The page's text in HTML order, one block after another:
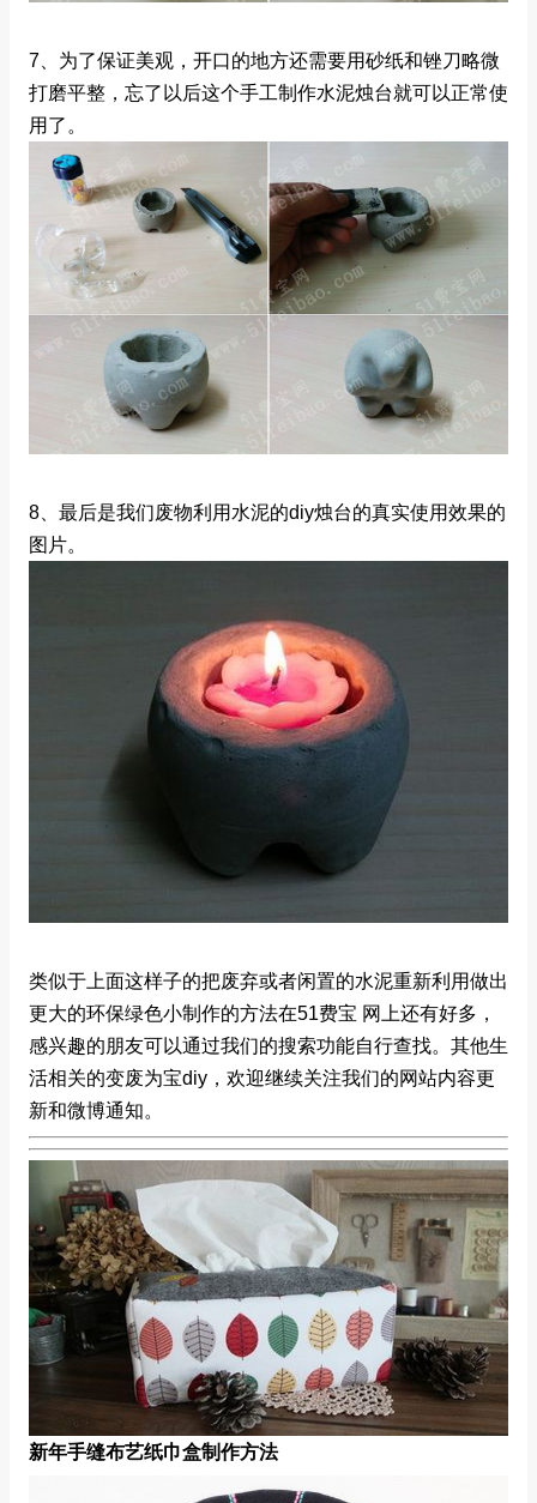
7、为了保证美观，开口的地方还需要用砂纸和锉刀略微
打磨平整，忘了以后这个手工制作水泥烛台就可以正常使
用了。
8、最后是我们废物利用水泥的diy烛台的真实使用效果的
图片。
类似于上面这样子的把废弃或者闲置的水泥重新利用做出
更大的环保绿色小制作的方法在51费宝 网上还有好多，
感兴趣的朋友可以通过我们的搜索功能自行查找。其他生
活相关的变废为宝diy，欢迎继续关注我们的网站内容更
新和微博通知。
新年手缝布艺纸巾盒制作方法